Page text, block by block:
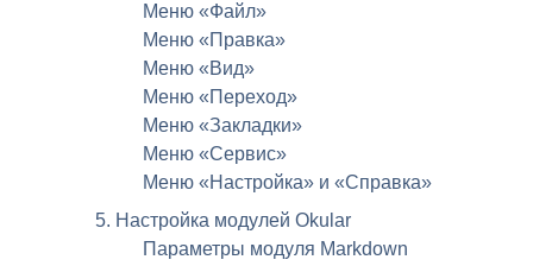
Меню «Файл»
Меню «Правка»
Меню «Вид»
Меню «Переход»
Меню «Закладки»
Меню «Сервис»
Меню «Настройка» и «Справка»
5. Настройка модулей Okular
Параметры модуля Markdown